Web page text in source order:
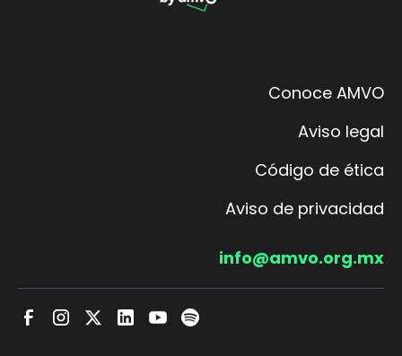
Conoce AMVO
Aviso legal
Código de ética
Aviso de privacidad
info@amvo.org.mx